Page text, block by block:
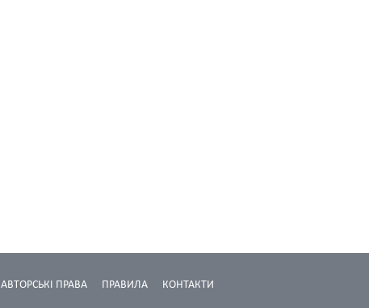
КОНТАКТИ
ПРАВИЛА
АВТОРСЬКІ ПРАВА